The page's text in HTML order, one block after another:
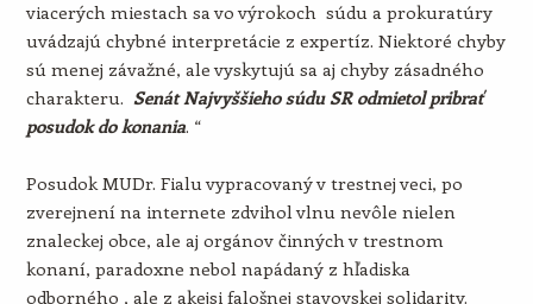
viacerých miestach sa vo výrokoch súdu a prokuratúry
uvádzajú chybné interpretácie z expertíz. Niektoré chyby
sú menej závažné, ale vyskytujú sa aj chyby zásadného
charakteru. Senát Najvyššieho súdu SR odmietol pribrať
posudok do konania. “
Posudok MUDr. Fialu vypracovaný v trestnej veci, po
zverejnení na internete zdvihol vlnu nevôle nielen
znaleckej obce, ale aj orgánov činných v trestnom
konaní, paradoxne nebol napádaný z hľadiska
odborného , ale z akejsi falošnej stavovskej solidarity.